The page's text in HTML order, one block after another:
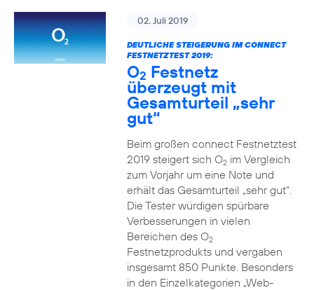
02. Juli 2019
DEUTLICHE STEIGERUNG IM CONNECT
FESTNETZTEST 2019:
O2 Festnetz
überzeugt mit
Gesamturteil „sehr
gut“
Beim großen connect Festnetztest
2019 steigert sich O2im Vergleich
zum Vorjahr um eine Note und
erhält das Gesamturteil „sehr gut“.
Die Tester würdigen spürbare
Verbesserungen in vielen
Bereichen des O2
Festnetzprodukts und vergaben
insgesamt 850 Punkte. Besonders
in den Einzelkategorien „Web-